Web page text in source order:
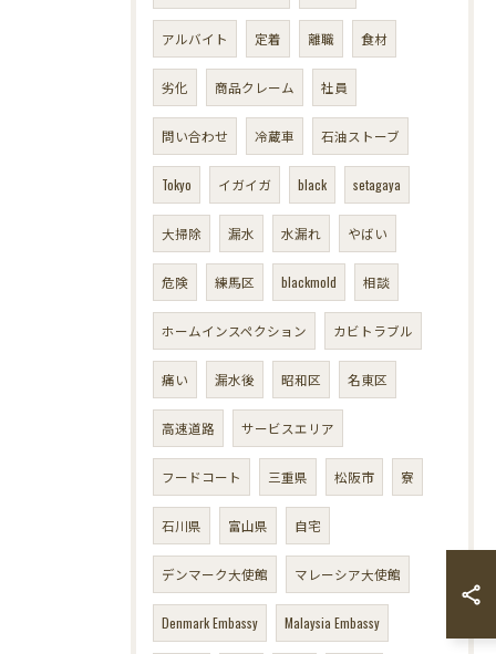
アルバイト 定着 離職 食材
劣化 商品クレーム 社員
問い合わせ 冷蔵車 石油ストーブ
Tokyo イガイガ black setagaya
大掃除 漏水 水漏れ やばい
危険 練馬区 blackmold 相談
ホームインスペクション カビトラブル
痛い 漏水後 昭和区 名東区
高速道路 サービスエリア
フードコート 三重県 松阪市 寮
石川県 富山県 自宅
デンマーク大使館 マレーシア大使館
Denmark Embassy Malaysia Embassy